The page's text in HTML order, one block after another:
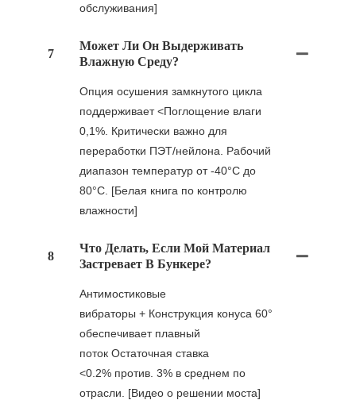
обслуживания]
7
Может Ли Он Выдерживать
Влажную Среду?
Опция осушения замкнутого цикла
поддерживает <Поглощение влаги
0,1%. Критически важно для
переработки ПЭТ/нейлона. Рабочий
диапазон температур от -40°C до
80°C. [Белая книга по контролю
влажности]
8
Что Делать, Если Мой Материал
Застревает В Бункере?
Антимостиковые
вибраторы + Конструкция конуса 60°
обеспечивает плавный
поток Остаточная ставка
<0.2% против. 3% в среднем по
отрасли. [Видео о решении моста]